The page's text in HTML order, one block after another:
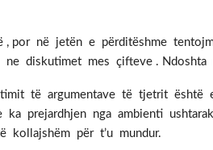
, por në jetën e përditëshme
ne diskutimet mes çifteve .
të argumentave të tjetrit është
ka prejardhjen nga ambienti
kollajshëm për t’u mundur.